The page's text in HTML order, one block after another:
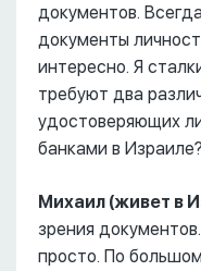
документов.
документы
интересно. Я
требуют два
удостоверяющих
банками в Израиле?
Михаил (живет в
зрения
просто. По